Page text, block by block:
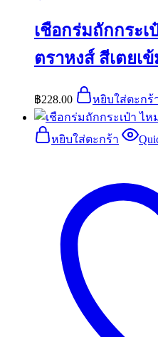
เชือกร่มถักกระ
ตราหงส์ สีเตยเ
฿228.00 หยิบใส่ตะกร้
หยิบใส่ตะกร้า